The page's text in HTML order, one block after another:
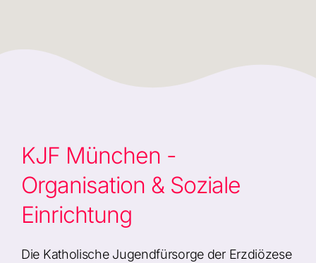
KJF München -
Organisation & Soziale
Einrichtung
Die Katholische Jugendfürsorge der Erzdiözese